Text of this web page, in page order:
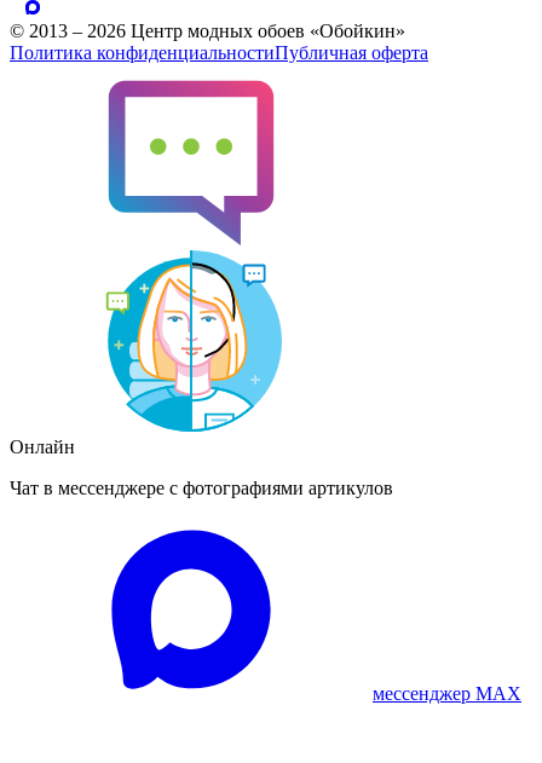
© 2013 – 2026 Центр модных обоев «Обойкин»
Политика конфиденциальностиПубличная оферта
Онлайн
Чат в мессенджере с фотографиями артикулов
мессенджер MAX